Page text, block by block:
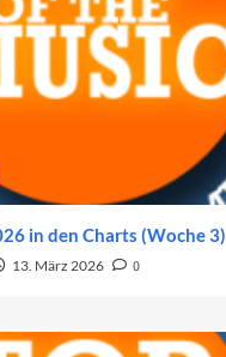
in den Charts (Woche 3)
13. März 2026 0